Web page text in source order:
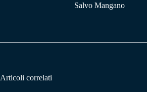
Salvo Mangano
Articoli correlati